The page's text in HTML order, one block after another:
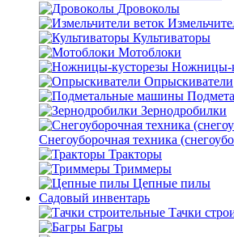
Дровоколы
Культиваторы
Мотоблоки
Ножницы-
Опрыскиватели
Зернодробилки
Снегоуборочная техника
Тракторы
Триммеры
Цепные пилы
Садовый инвентарь
Тачки
Багры